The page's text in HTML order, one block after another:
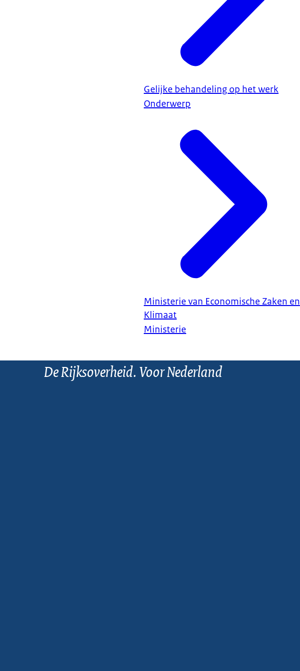
Gelijke behandeling op het werk
Onderwerp
Ministerie van Economische Zaken en
Klimaat
Ministerie
De Rijksoverheid. Voor Nederland